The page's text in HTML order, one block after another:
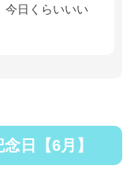
今日くらいいい
日【6月】